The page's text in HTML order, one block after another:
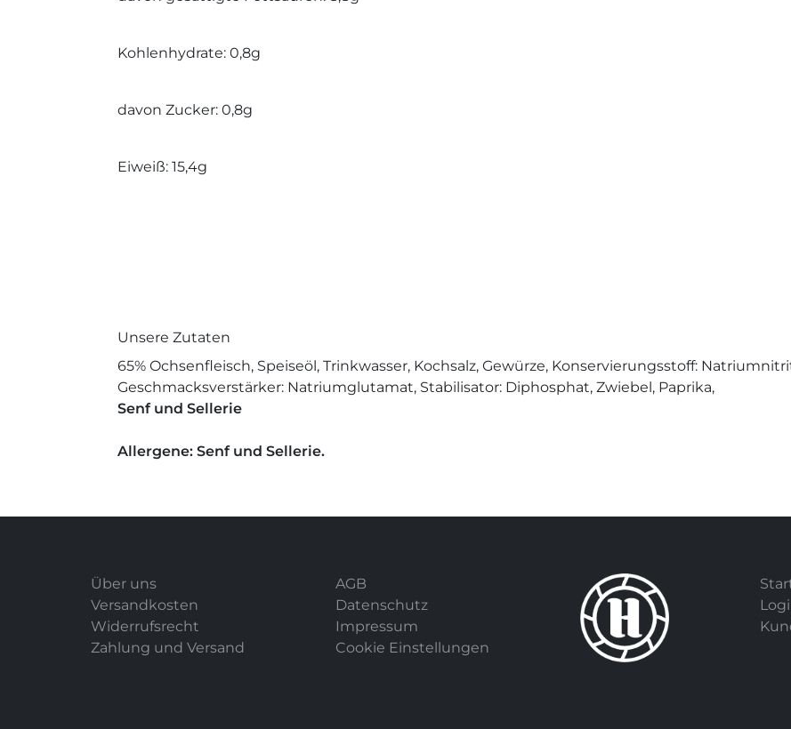
Kohlenhydrate: 0,8g
davon Zucker: 0,8g
Eiweiß: 15,4g
Unsere Zutaten
65% Ochsenfleisch, Speiseöl, Trinkwasser, Kochsalz, Gewürze, Konservierungsstoff:
Geschmacksverstärker: Natriumglutamat, Stabilisator: Diphosphat, Zwiebel, Paprika,
Senf und Sellerie
Allergene: Senf und Sellerie.
Über uns
Versandkosten
Widerrufsrecht
Zahlung und Versand
AGB
Datenschutz
Impressum
Cookie Einstellungen